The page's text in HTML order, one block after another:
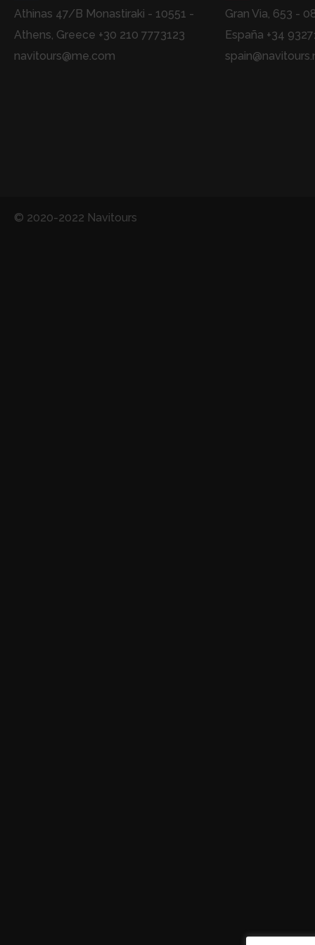
Athinas 47/B Monastiraki - 10551 -
Athens, Greece +30 210 7773123
navitours@me.com
Gran Via, 653 -
España +34
© 2020-2022 Navitours